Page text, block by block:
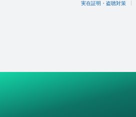
実在証明・盗聴対策